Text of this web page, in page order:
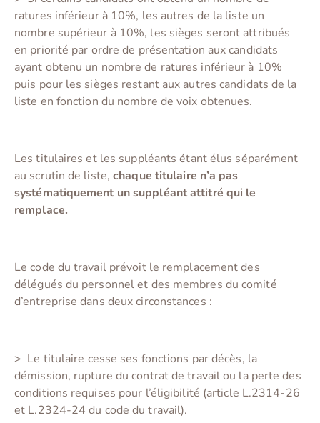
ratures inférieur à 10%, les autres de la liste un
nombre supérieur à 10%, les sièges seront attribués
en priorité par ordre de présentation aux candidats
ayant obtenu un nombre de ratures inférieur à 10%
puis pour les sièges restant aux autres candidats de la
liste en fonction du nombre de voix obtenues.
Les titulaires et les suppléants étant élus séparément
au scrutin de liste,chaque titulaire n’a pas
systématiquement un suppléant attitré qui le
remplace.
Le code du travail prévoit le remplacement des
délégués du personnel et des membres du comité
d’entreprise dans deux circonstances :
> Le titulaire cesse ses fonctions par décès, la
démission, rupture du contrat de travail ou la perte des
conditions requises pour l’éligibilité (article L.2314-26
et L.2324-24 du code du travail).